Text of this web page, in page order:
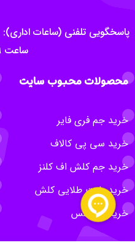
ساعت ۹ الی ۲۴
محصولات محبوب سایت
خرید جم فری فایر
خرید سی پی کالاف
خرید جم کلش اف کلنز
خرید بلیت طلایی کلش
خرید روبلاکس